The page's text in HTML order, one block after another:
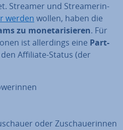
Streamer und Strea­me­rin­
werden wollen, haben die
zu mo­ne­ta­ri­sie­ren. Für
ist al­ler­dings eine Part­
Affiliate-Status (der
oder Zu­schaue­rin­nen